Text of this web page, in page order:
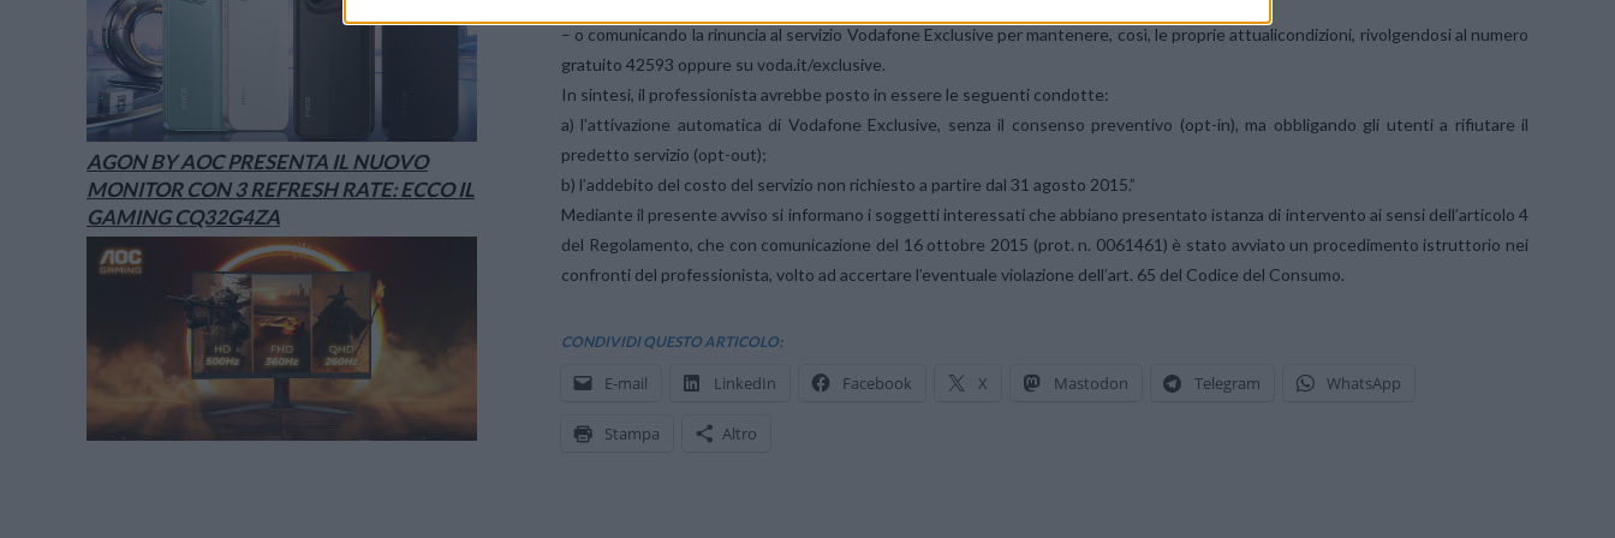
– o comunicando la rinuncia al servizio Vodafone Exclusive per mantenere, così, le proprie attualicondizioni, rivolgendosi al numero
gratuito 42593 oppure su voda.it/exclusive.
In sintesi, il professionista avrebbe posto in essere le seguenti condotte:
a) l’attivazione automatica di Vodafone Exclusive, senza il consenso preventivo (opt-in), ma obbligando gli utenti a rifiutare il
predetto servizio (opt-out);
b) l’addebito del costo del servizio non richiesto a partire dal 31 agosto 2015.”
Mediante il presente avviso si informano i soggetti interessati che abbiano presentato istanza di intervento ai sensi dell’articolo 4
del Regolamento, che con comunicazione del 16 ottobre 2015 (prot. n. 0061461) è stato avviato un procedimento istruttorio nei
confronti del professionista, volto ad accertare l’eventuale violazione dell’art. 65 del Codice del Consumo.
CONDIVIDI QUESTO ARTICOLO:
E-mail LinkedIn Facebook X Mastodon Telegram WhatsApp
Stampa Altro
AGON BY AOC PRESENTA IL NUOVO
MONITOR CON 3 REFRESH RATE: ECCO IL
GAMING CQ32G4ZA